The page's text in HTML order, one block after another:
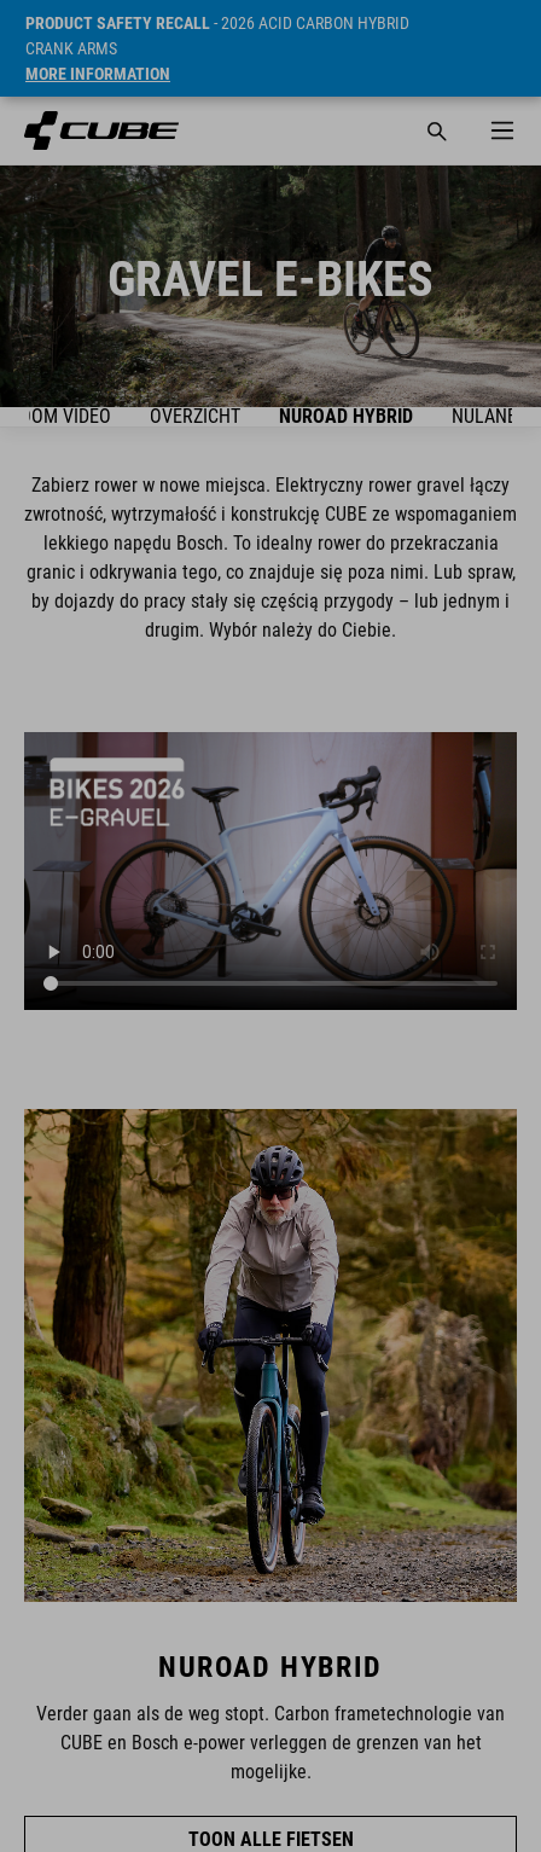
PRODUCT SAFETY RECALL- 2026 ACID CARBON HYBRID
CRANK ARMS
MORE INFORMATION
GRAVEL E-BIKES
VIDEO OVERZICHT NUROAD HYBRID NULANE
Zabierz rower w nowe miejsca. Elektryczny rower gravel łączy
zwrotność, wytrzymałość i konstrukcję CUBE ze wspomaganiem
lekkiego napędu Bosch. To idealny rower do przekraczania
granic i odkrywania tego, co znajduje się poza nimi. Lub spraw,
by dojazdy do pracy stały się częścią przygody – lub jednym i
drugim. Wybór należy do Ciebie.
NUROAD HYBRID
Verder gaan als de weg stopt. Carbon frametechnologie van
CUBE en Bosch e-power verleggen de grenzen van het
mogelijke.
TOON ALLE FIETSEN